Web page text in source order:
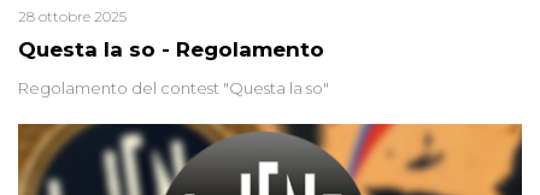
Questa la so - Regolamento
28 ottobre 2025
Regolamento del contest "Questa la so"